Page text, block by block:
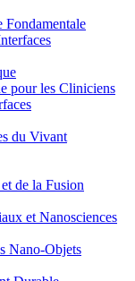
pour les Cliniciens
du Vivant
de la Fusion
et Nanosciences
Nano-Objets